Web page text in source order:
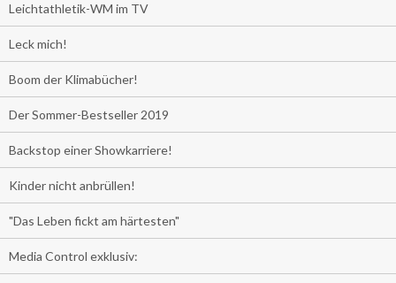
Leichtathletik-WM im TV
Leck mich!
Boom der Klimabücher!
Der Sommer-Bestseller 2019
Backstop einer Showkarriere!
Kinder nicht anbrüllen!
"Das Leben fickt am härtesten"
Media Control exklusiv: